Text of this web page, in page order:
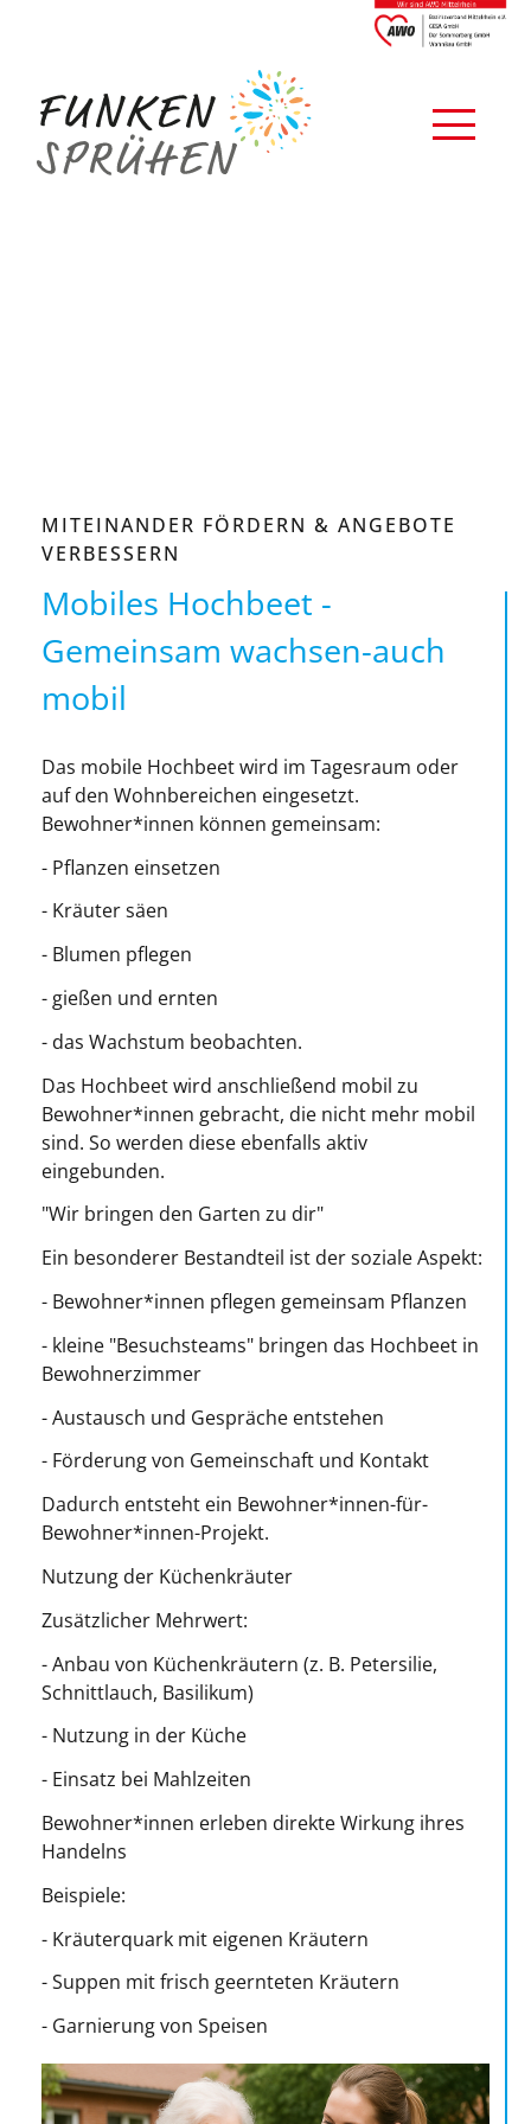
MITEINANDER FÖRDERN & ANGEBOTE
VERBESSERN
Mobiles Hochbeet -
Gemeinsam wachsen-auch
mobil
Das mobile Hochbeet wird im Tagesraum oder
auf den Wohnbereichen eingesetzt.
Bewohner*innen können gemeinsam:
- Pflanzen einsetzen
- Kräuter säen
- Blumen pflegen
- gießen und ernten
- das Wachstum beobachten.
Das Hochbeet wird anschließend mobil zu
Bewohner*innen gebracht, die nicht mehr mobil
sind. So werden diese ebenfalls aktiv
eingebunden.
"Wir bringen den Garten zu dir"
Ein besonderer Bestandteil ist der soziale Aspekt:
- Bewohner*innen pflegen gemeinsam Pflanzen
- kleine "Besuchsteams" bringen das Hochbeet in
Bewohnerzimmer
- Austausch und Gespräche entstehen
- Förderung von Gemeinschaft und Kontakt
Dadurch entsteht ein Bewohner*innen-für-
Bewohner*innen-Projekt.
Nutzung der Küchenkräuter
Zusätzlicher Mehrwert:
- Anbau von Küchenkräutern (z. B. Petersilie,
Schnittlauch, Basilikum)
- Nutzung in der Küche
- Einsatz bei Mahlzeiten
Bewohner*innen erleben direkte Wirkung ihres
Handelns
Beispiele:
- Kräuterquark mit eigenen Kräutern
- Suppen mit frisch geernteten Kräutern
- Garnierung von Speisen